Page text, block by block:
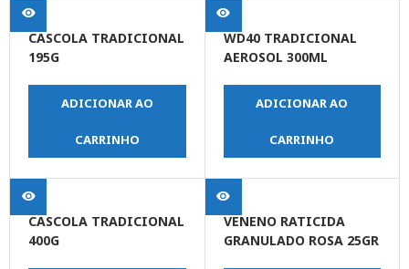
CASCOLA TRADICIONAL
195G
ADICIONAR AO
CARRINHO
WD40 TRADICIONAL
AEROSOL 300ML
ADICIONAR AO
CARRINHO
CASCOLA TRADICIONAL
400G
VENENO RATICIDA
GRANULADO ROSA 25GR